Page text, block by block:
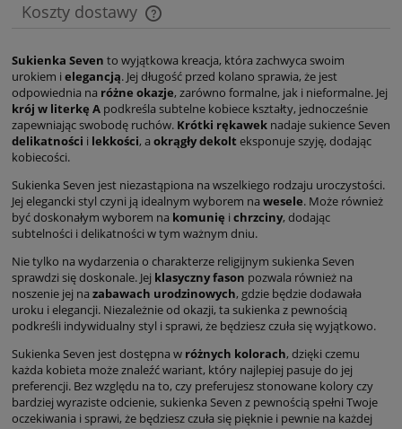
Koszty dostawy
Cena nie zawiera ewentualnych kosztów płatności
Sukienka Seven to wyjątkowa kreacja, która zachwyca swoim
urokiem i elegancją. Jej długość przed kolano sprawia, że jest
odpowiednia na różne okazje, zarówno formalne, jak i nieformalne. Jej
krój w literkę A podkreśla subtelne kobiece kształty, jednocześnie
zapewniając swobodę ruchów. Krótki rękawek nadaje sukience Seven
delikatności i lekkości, a okrągły dekolt eksponuje szyję, dodając
kobiecości.
Sukienka Seven jest niezastąpiona na wszelkiego rodzaju uroczystości.
Jej elegancki styl czyni ją idealnym wyborem na wesele. Może również
być doskonałym wyborem na komunię i chrzciny, dodając
subtelności i delikatności w tym ważnym dniu.
Nie tylko na wydarzenia o charakterze religijnym sukienka Seven
sprawdzi się doskonale. Jej klasyczny fason pozwala również na
noszenie jej na zabawach urodzinowych, gdzie będzie dodawała
uroku i elegancji. Niezależnie od okazji, ta sukienka z pewnością
podkreśli indywidualny styl i sprawi, że będziesz czuła się wyjątkowo.
Sukienka Seven jest dostępna w różnych kolorach, dzięki czemu
każda kobieta może znaleźć wariant, który najlepiej pasuje do jej
preferencji. Bez względu na to, czy preferujesz stonowane kolory czy
bardziej wyraziste odcienie, sukienka Seven z pewnością spełni Twoje
oczekiwania i sprawi, że będziesz czuła się pięknie i pewnie na każdej